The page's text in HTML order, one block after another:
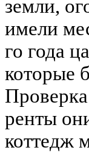
земли,
имели
го года
которые
ренты
коттедж